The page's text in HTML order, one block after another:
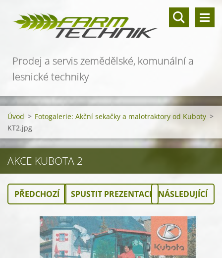
Prodej a servis zemědělské, komunální a
lesnické techniky
Úvod > Fotogalerie: Akční sekačky a malotraktory od Kuboty >
KT2.jpg
AKCE KUBOTA 2
PŘEDCHOZÍ SPUSTIT PREZENTACI NÁSLEDUJÍCÍ